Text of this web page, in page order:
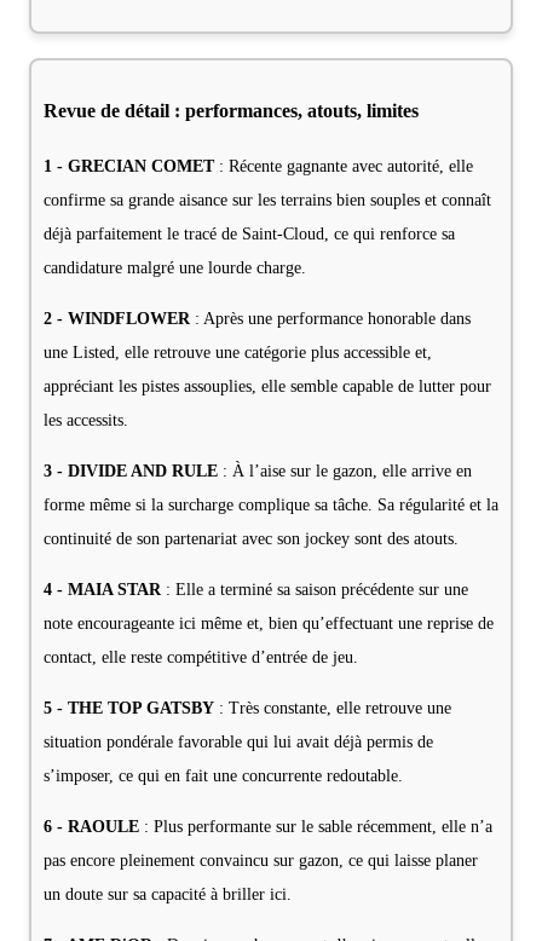
Revue de détail : performances, atouts, limites
1 - GRECIAN COMET: Récente gagnante avec autorité, elle
confirme sa grande aisance sur les terrains bien souples et connaît
déjà parfaitement le tracé de Saint-Cloud, ce qui renforce sa
candidature malgré une lourde charge.
2 - WINDFLOWER: Après une performance honorable dans
une Listed, elle retrouve une catégorie plus accessible et,
appréciant les pistes assouplies, elle semble capable de lutter pour
les accessits.
3 - DIVIDE AND RULE : À l’aise sur le gazon, elle arrive en
forme même si la surcharge complique sa tâche. Sa régularité et la
continuité de son partenariat avec son jockey sont des atouts.
4 - MAIA STAR: Elle a terminé sa saison précédente sur une
note encourageante ici même et, bien qu’effectuant une reprise de
contact, elle reste compétitive d’entrée de jeu.
5 - THE TOP GATSBY : Très constante, elle retrouve une
situation pondérale favorable qui lui avait déjà permis de
s’imposer, ce qui en fait une concurrente redoutable.
6 - RAOULE : Plus performante sur le sable récemment, elle n’a
pas encore pleinement convaincu sur gazon, ce qui laisse planer
un doute sur sa capacité à briller ici.